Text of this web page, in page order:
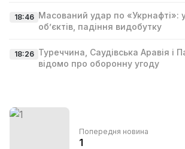
18:46 Масований удар по «Укрнафті»:
об’єктів, падіння видобутку
18:26 Туреччина, Саудівська Аравія і
відомо про оборонну угоду
Попередня новина
1